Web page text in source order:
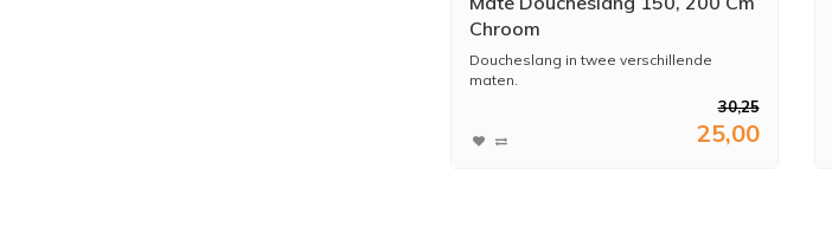
Chroom
Doucheslang in twee verschillende
maten.
30,25
25,00